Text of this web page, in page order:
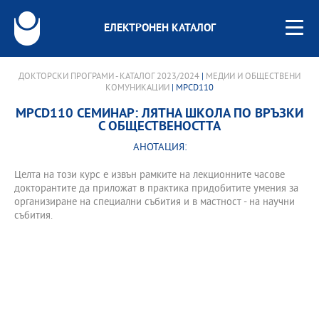
ЕЛЕКТРОНЕН КАТАЛОГ
ДОКТОРСКИ ПРОГРАМИ - КАТАЛОГ 2023/2024
МЕДИИ И ОБЩЕСТВЕНИ
КОМУНИКАЦИИ | MPCD110
MPCD110 СЕМИНАР: ЛЯТНА ШКОЛА ПО ВРЪЗКИ
С ОБЩЕСТВЕНОСТТА
АНОТАЦИЯ:
Целта на този курс е извън рамките на лекционните часове
докторантите да приложат в практика придобитите умения за
организиране на специални събития и в мастност - на научни
събития.